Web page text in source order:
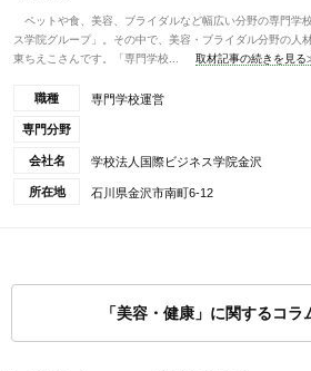
ペットや食、美容、ブライダルなど幅広い分野の専門学
ス学院グループ」。その中で、美容・ブライダル分野の人
東ちえこさんです。「専門学校...
取材記事の続きを見
職種 専門学校運営
専門分野
会社名 学校法人国際ビジネス学院金沢
所在地 石川県金沢市南町6-12
「美容・健康」に関するコラ